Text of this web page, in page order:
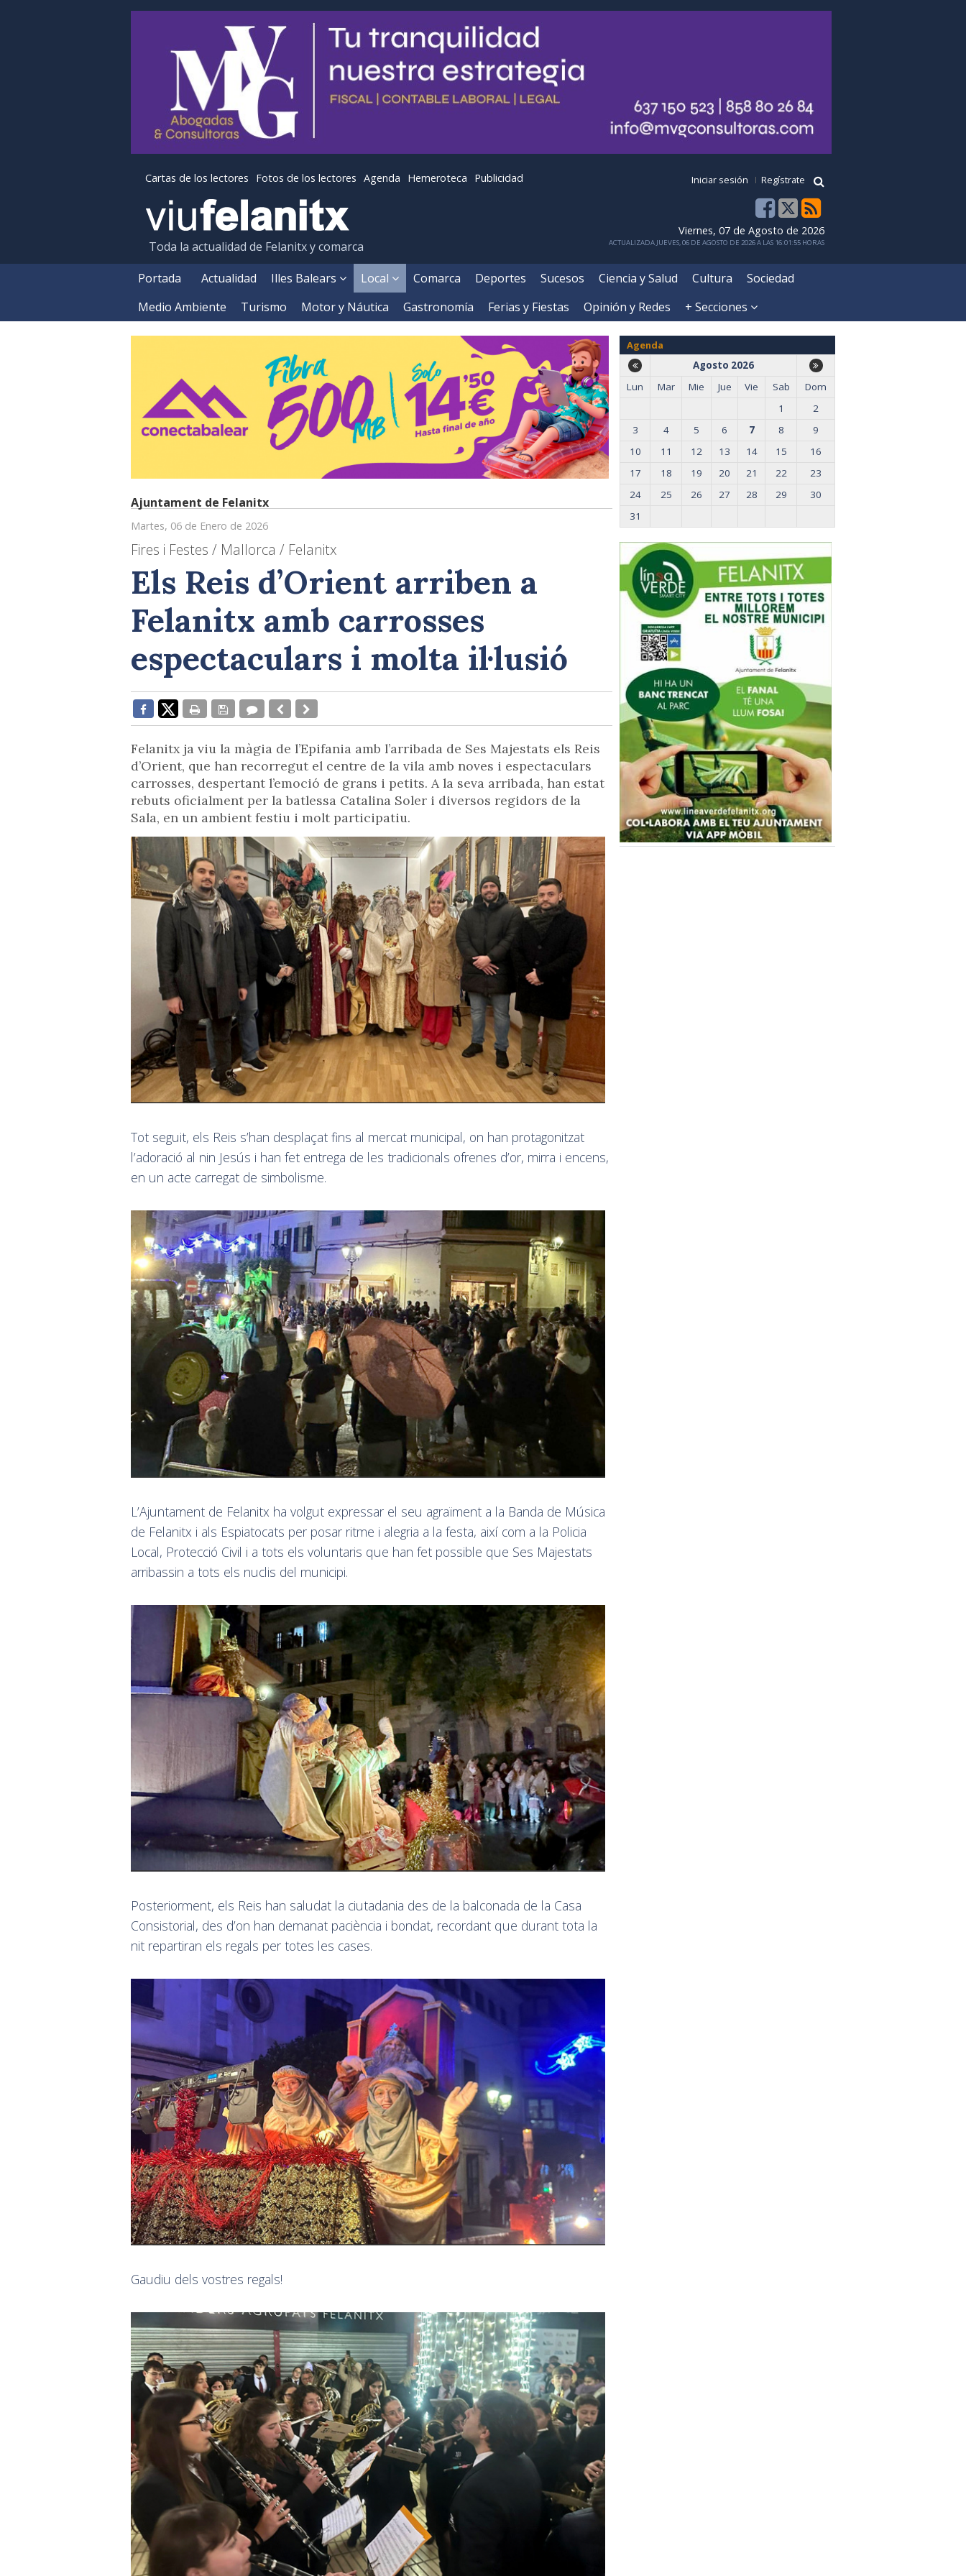
Cartas de los lectores Fotos de los lectores Agenda Hemeroteca Publicidad Iniciar sesión Regístrate
Toda la actualidad de Felanitx y comarca
Viernes, 07 de Agosto de 2026
ACTUALIZADA JUEVES, 06 DE AGOSTO DE 2026 A LAS 16:01:55 HORAS
Portada Actualidad Illes Balears Local Comarca Deportes Sucesos Ciencia y Salud Cultura
Sociedad
Medio Ambiente
Turismo Motor y Náutica Gastronomía Ferias y Fiestas Opinión y Redes + Secciones
Ajuntament de Felanitx
Martes, 06 de Enero de 2026
Fires i Festes / Mallorca / Felanitx
Els Reis d’Orient arriben a
Felanitx amb carrosses
espectaculars i molta il·lusió
Felanitx ja viu la màgia de l’Epifania amb l’arribada de Ses Majestats els Reis
d’Orient, que han recorregut el centre de la vila amb noves i espectaculars
carrosses, despertant l’emoció de grans i petits. A la seva arribada, han estat
rebuts oficialment per la batlessa Catalina Soler i diversos regidors de la
Sala, en un ambient festiu i molt participatiu.
Tot seguit, els Reis s’han desplaçat fins al mercat municipal, on han protagonitzat
l’adoració al nin Jesús i han fet entrega de les tradicionals ofrenes d’or, mirra i encens,
en un acte carregat de simbolisme.
L’Ajuntament de Felanitx ha volgut expressar el seu agraïment a la Banda de Música
de Felanitx i als Espiatocats per posar ritme i alegria a la festa, així com a la Policia
Local, Protecció Civil i a tots els voluntaris que han fet possible que Ses Majestats
arribassin a tots els nuclis del municipi.
Posteriorment, els Reis han saludat la ciutadania des de la balconada de la Casa
Consistorial, des d’on han demanat paciència i bondat, recordant que durant tota la
nit repartiran els regals per totes les cases.
Gaudiu dels vostres regals!
Agenda
Agosto 2026
Lun
Mar Mie Jue Vie Sab
Dom
1
2
3
4 5 6 7 8
9
10
11 12 13 14 15
16
17
18 19 20 21 22
23
24
25 26 27 28 29
30
31